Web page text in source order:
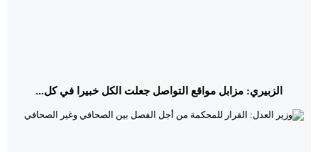
الزبيري: مزابل مواقع التواصل جعلت الكل خبيرا في كل...